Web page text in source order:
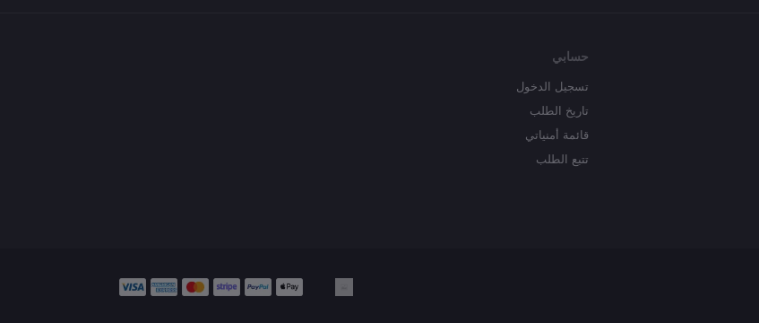
حسابي
تسجيل الدخول
تاريخ الطلب
قائمة أمنياتي
تتبع الطلب